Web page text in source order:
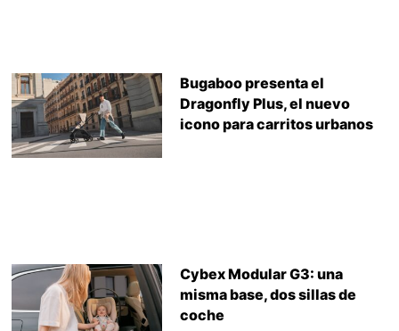
Bugaboo presenta el
Dragonfly Plus, el nuevo
icono para carritos urbanos
Cybex Modular G3: una
misma base, dos sillas de
coche